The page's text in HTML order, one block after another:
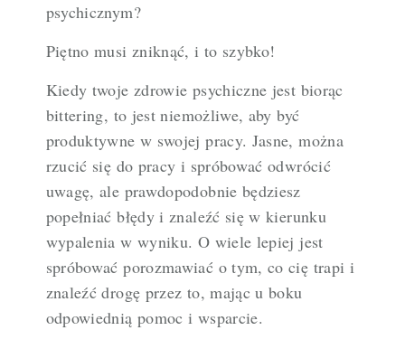
psychicznym?
Piętno musi zniknąć, i to szybko!
Kiedy twoje zdrowie psychiczne jest biorąc
bittering, to jest niemożliwe, aby być
produktywne w swojej pracy. Jasne, można
rzucić się do pracy i spróbować odwrócić
uwagę, ale prawdopodobnie będziesz
popełniać błędy i znaleźć się w kierunku
wypalenia w wyniku. O wiele lepiej jest
spróbować porozmawiać o tym, co cię trapi i
znaleźć drogę przez to, mając u boku
odpowiednią pomoc i wsparcie.